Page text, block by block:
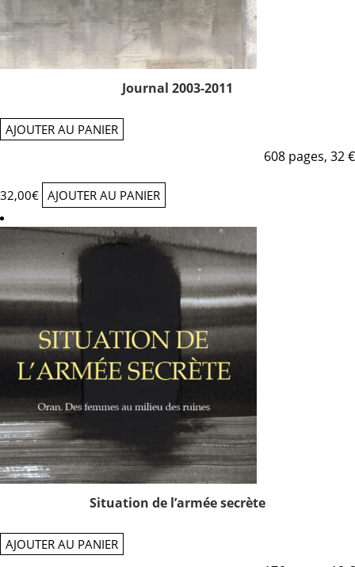
Journal 2003-2011
AJOUTER AU PANIER
608 pages, 32 €
32,00€ AJOUTER AU PANIER
Situation de l’armée secrète
AJOUTER AU PANIER